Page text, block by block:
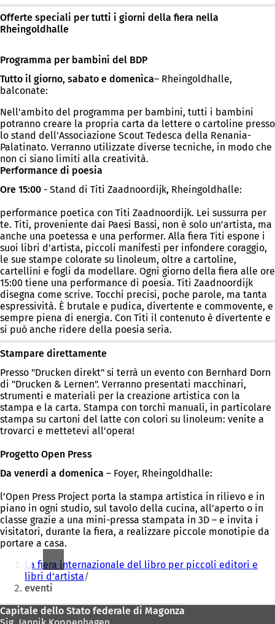
Offerte speciali per tutti i giorni della fiera nella
Rheingoldhalle
Programma per bambini del BDP
Tutto il giorno, sabato e domenica– Rheingoldhalle,
balconate:
Nell'ambito del programma per bambini, tutti i bambini
potranno creare la propria carta da lettere o cartoline presso
lo stand dell'Associazione Scout Tedesca della Renania-
Palatinato. Verranno utilizzate diverse tecniche, in modo che
non ci siano limiti alla creatività.
Performance di poesia
Ore 15:00 - Stand di Titi Zaadnoordijk, Rheingoldhalle:
performance poetica con Titi Zaadnoordijk. Lei sussurra per
te. Titi, proveniente dai Paesi Bassi, non è solo un’artista, ma
anche una poetessa e una performer. Alla fiera Titi espone i
suoi libri d’artista, piccoli manifesti per infondere coraggio,
le sue stampe colorate su linoleum, oltre a cartoline,
cartellini e fogli da modellare. Ogni giorno della fiera alle ore
15:00 tiene una performance di poesia. Titi Zaadnoordijk
disegna come scrive. Tocchi precisi, poche parole, ma tanta
espressività. È brutale e pudica, divertente e commovente, e
sempre piena di energia. Con Titi il contenuto è divertente e
si può anche ridere della poesia seria.
Stampare direttamente
Presso "Drucken direkt" si terrà un evento con Bernhard Dorn
di "Drucken & Lernen". Verranno presentati macchinari,
strumenti e materiali per la creazione artistica con la
stampa e la carta. Stampa con torchi manuali, in particolare
stampa su cartoni del latte con colori su linoleum: venite a
trovarci e mettetevi all'opera!
Progetto Open Press
Da venerdì a domenica – Foyer, Rheingoldhalle:
l’Open Press Project porta la stampa artistica in rilievo e in
piano in ogni studio, sul tavolo della cucina, all’aperto o in
classe grazie a una mini-pressa stampata in 3D – e invita i
visitatori, durante la fiera, a realizzare piccole monotipie da
portare a casa.
Siete
qui:
La fiera internazionale del libro per piccoli editori e
libri d'artista
eventi
Area
Capitale dello Stato federale di Magonza